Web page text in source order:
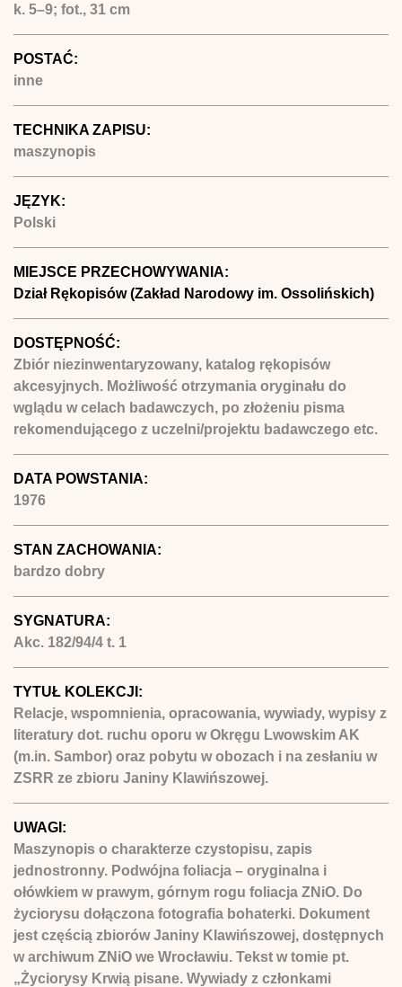
k. 5–9; fot., 31 cm
POSTAĆ:
inne
TECHNIKA ZAPISU:
maszynopis
JĘZYK:
Polski
MIEJSCE PRZECHOWYWANIA:
Dział Rękopisów (Zakład Narodowy im. Ossolińskich)
DOSTĘPNOŚĆ:
Zbiór niezinwentaryzowany, katalog rękopisów
akcesyjnych. Możliwość otrzymania oryginału do
wglądu w celach badawczych, po złożeniu pisma
rekomendującego z uczelni/projektu badawczego etc.
DATA POWSTANIA:
1976
STAN ZACHOWANIA:
bardzo dobry
SYGNATURA:
Akc. 182/94/4 t. 1
TYTUŁ KOLEKCJI:
Relacje, wspomnienia, opracowania, wywiady, wypisy z
literatury dot. ruchu oporu w Okręgu Lwowskim AK
(m.in. Sambor) oraz pobytu w obozach i na zesłaniu w
ZSRR ze zbioru Janiny Klawińszowej.
UWAGI:
Maszynopis o charakterze czystopisu, zapis
jednostronny. Podwójna foliacja – oryginalna i
ołówkiem w prawym, górnym rogu foliacja ZNiO. Do
życiorysu dołączona fotografia bohaterki. Dokument
jest częścią zbiorów Janiny Klawińszowej, dostępnych
w archiwum ZNiO we Wrocławiu. Tekst w tomie pt.
„Życiorysy Krwią pisane. Wywiady z członkami